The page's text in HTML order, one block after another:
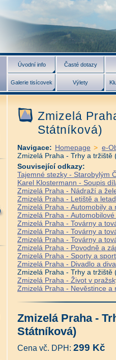
Úvodní info Časté dotazy
Galerie tisícovek Výlety
Zmizelá
Státníková)
Navigace: Homepage > e-
Zmizelá Praha - Trhy a tržiště
Související odkazy:
Tajemné stezky - Starobylým
Karel Klostermann - Soupis
Zmizelá Praha - Nádraží a
Zmizelá Praha - Letiště a
Zmizelá Praha - Automobily a
Zmizelá Praha -
Zmizelá Praha - Továrny a
Zmizelá Praha - Továrny a
Zmizelá Praha - Továrny a
Zmizelá Praha - Povodně a
Zmizelá Praha - Sporty a
Zmizelá Praha - Divadlo a
Zmizelá Praha - Trhy a tržiště
Zmizelá Praha - Život v
Zmizelá Praha - Nevěstince a
Zmizelá Praha -
Státníková)
Cena vč. DPH: 299 Kč